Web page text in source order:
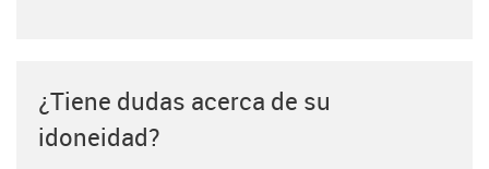
¿Tiene dudas acerca de su
idoneidad?